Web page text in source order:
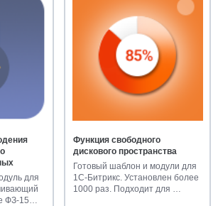
для
ФЗ-15…
Функция свободного
дискового пространства
Готовый шаблон и модули для
1С-Битрикс. Установлен более
1000 раз. Подходит для …